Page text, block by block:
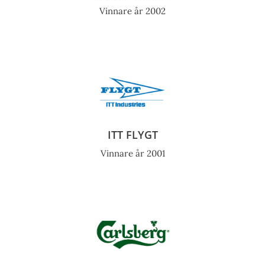
Vinnare år 2002
ITT FLYGT
Vinnare år 2001